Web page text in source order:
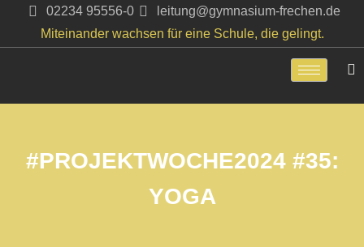
Zum
02234 95556-0
leitung@gymnasium-frechen.de
Miteinander wachsen für eine Schule, die gelingt.
#PROJEKTWOCHE2024 #35:
YOGA